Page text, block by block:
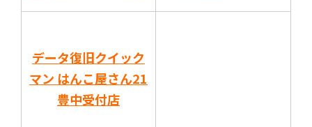
データ復旧クイック
マン はんこ屋さん21
豊中受付店